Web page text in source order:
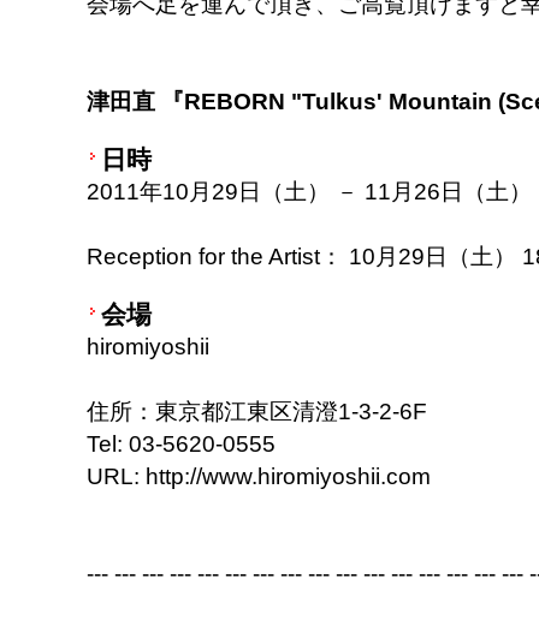
津田直 『REBORN "Tulkus' Mountain
日時
2011年10月29日（土） － 11月26日（土
Reception for the Artist： 10月29日（土）
会場
hiromiyoshii
住所：東京都江東区清澄1-3-2-6F
Tel: 03-5620-0555
URL: http://www.hiromiyoshii.com
--- --- --- --- --- --- --- --- --- --- --- --- --- --- --- ---